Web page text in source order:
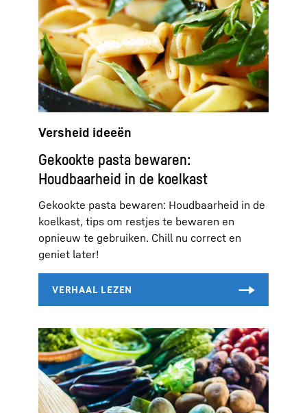
Versheid ideeën
Gekookte pasta bewaren:
Houdbaarheid in de koelkast
Gekookte pasta bewaren: Houdbaarheid in de
koelkast, tips om restjes te bewaren en
opnieuw te gebruiken. Chill nu correct en
geniet later!